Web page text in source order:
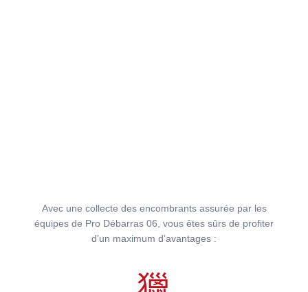
Avec une collecte des encombrants assurée par les
équipes de Pro Débarras 06, vous êtes sûrs de profiter
d’un maximum d’avantages :